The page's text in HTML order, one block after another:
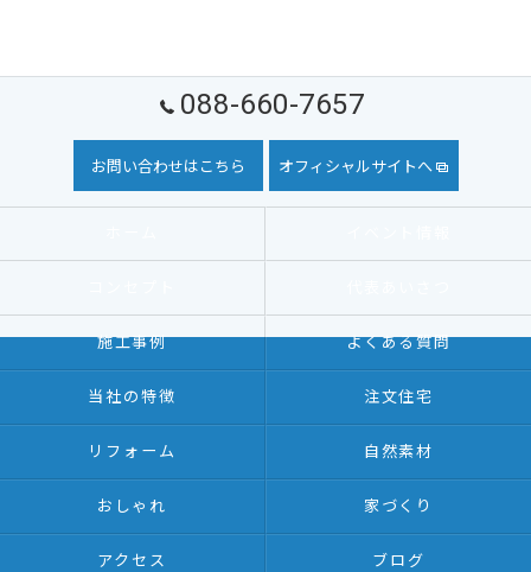
088-660-7657
お問い合わせはこちら オフィシャルサイトへ
施工事例 よくある質問
当社の特徴 注文住宅
リフォーム 自然素材
おしゃれ 家づくり
アクセス ブログ